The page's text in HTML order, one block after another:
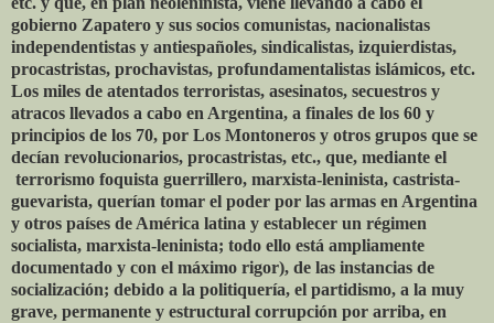
gobierno Zapatero y sus socios comunistas, nacionalistas
independentistas y antiespañoles, sindicalistas, izquierdistas,
procastristas, prochavistas, profundamentalistas islámicos, etc.
Los miles de atentados terroristas, asesinatos, secuestros y
atracos llevados a cabo en Argentina, a finales de los 60 y
principios de los 70, por Los Montoneros y otros grupos que se
decían revolucionarios, procastristas, etc., que, mediante el
terrorismo foquista guerrillero, marxista-leninista, castrista-
guevarista, querían tomar el poder por las armas en Argentina
y otros países de América latina y establecer un régimen
socialista, marxista-leninista; todo ello está ampliamente
documentado y con el máximo rigor), de las instancias de
socialización; debido a la politiquería, el partidismo, a la muy
grave, permanente y estructural corrupción por arriba, en